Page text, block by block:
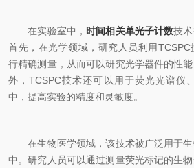
在实验室中， 时间相关单光子计数技
首先，在光学领域，研究人员利用
行精确测量，从而可以研究光学器件的性
外，TCSPC技术还可以用于荧光光谱仪
中，提高实验的精度和灵敏度。
在生物医学领域，该技术被广泛用于生
中。研究人员可以通过测量荧光标记的生